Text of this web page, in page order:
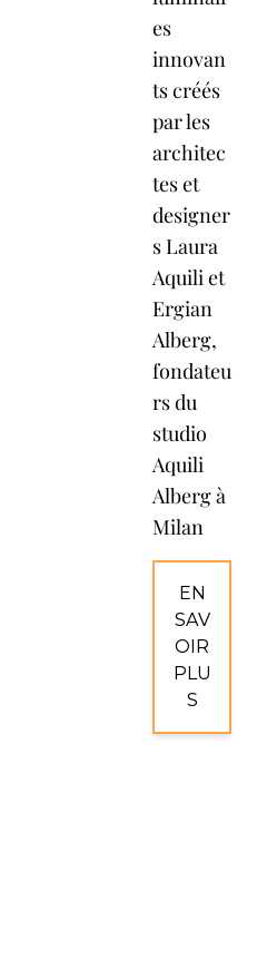
es
innovan
ts créés
par les
architec
tes et
designer
s Laura
Aquili et
Ergian
Alberg,
fondateu
rs du
studio
Aquili
Alberg à
Milan
EN
SAV
OIR
PLU
S